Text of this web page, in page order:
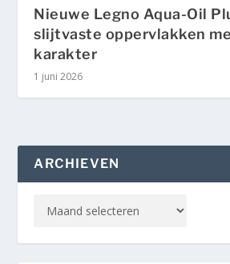
Nieuwe Legno Aqua-Oil
slijtvaste oppervlakken
karakter
1 juni 2026
ARCHIEVEN